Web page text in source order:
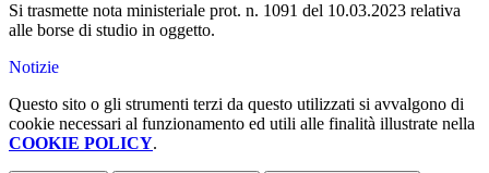
Si trasmette nota ministeriale prot. n. 1091 del 10.03.2023 relativa
alle borse di studio in oggetto.
Notizie
Questo sito o gli strumenti terzi da questo utilizzati si avvalgono di
cookie necessari al funzionamento ed utili alle finalità illustrate nella
COOKIE POLICY.